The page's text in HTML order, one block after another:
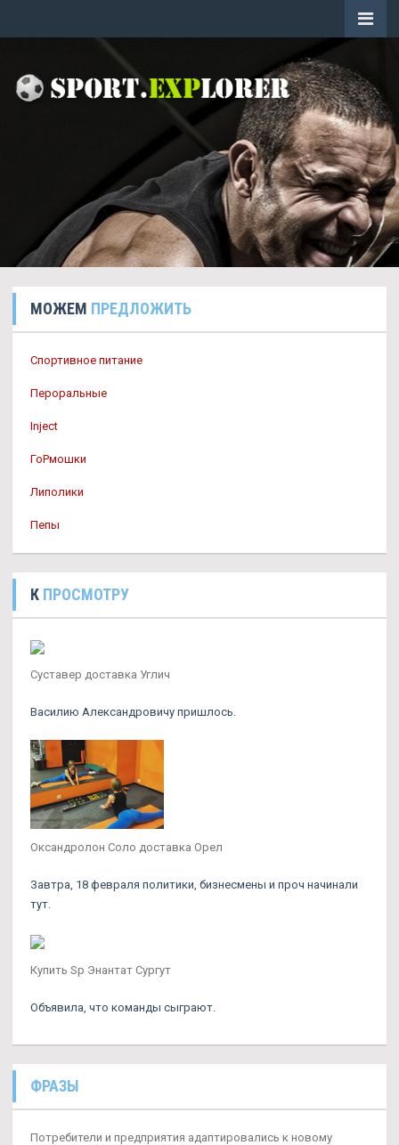
МОЖЕМ ПРЕДЛОЖИТЬ
Спортивное питание
Пероральные
Inject
ГоРмошки
Липолики
Пепы
К ПРОСМОТРУ
Суставер доставка Углич
Василию Александровичу пришлось.
Оксандролон Соло доставка Орел
Завтра, 18 февраля политики, бизнесмены и проч начинали
тут.
Купить Sp Энантат Сургут
Объявила, что команды сыграют.
ФРАЗЫ
Потребители и предприятия адаптировались к новому